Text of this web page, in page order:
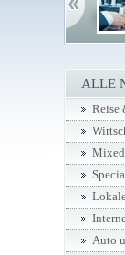
ALLE
Reise
Mixed
Auto